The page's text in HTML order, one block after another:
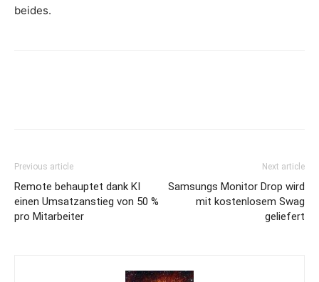
beides.
Previous article
Remote behauptet dank KI
einen Umsatzanstieg von 50 %
pro Mitarbeiter
Next article
Samsungs Monitor Drop wird
mit kostenlosem Swag
geliefert